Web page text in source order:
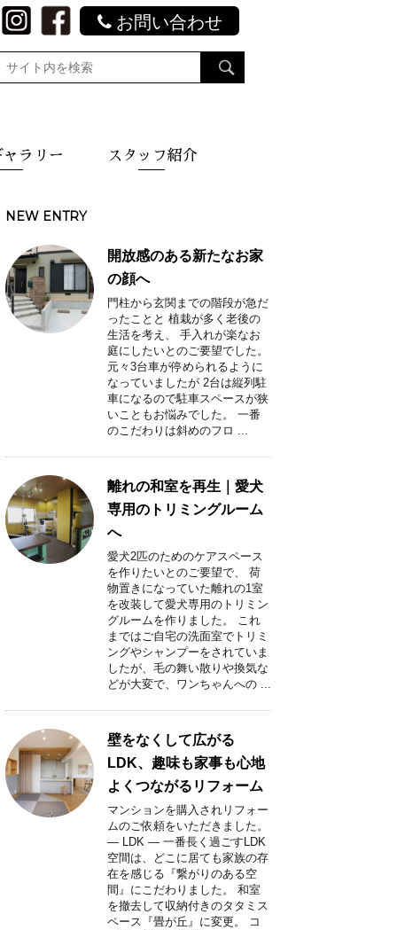
お問い合わせ
ラリー スタッフ紹介
NEW ENTRY
開放感のある新たなお家
の顔へ
門柱から玄関までの階段が急だ
ったことと 植栽が多く老後の
生活を考え、 手入れが楽なお
庭にしたいとのご要望でした。
元々3台車が停められるように
なっていましたが 2台は縦列駐
車になるので駐車スペースが狭
いこともお悩みでした。 一番
のこだわりは斜めのフロ ...
離れの和室を再生｜愛犬
専用のトリミングルーム
へ
愛犬2匹のためのケアスペース
を作りたいとのご要望で、 荷
物置きになっていた離れの1室
を改装して愛犬専用のトリミン
グルームを作りました。 これ
まではご自宅の洗面室でトリミ
ングやシャンプーをされていま
したが、毛の舞い散りや換気な
どが大変で、ワンちゃんへの ...
壁をなくして広がる
LDK、趣味も家事も心地
よくつながるリフォーム
マンションを購入されリフォー
ムのご依頼をいただきました。
― LDK ― 一番長く過ごすLDK
空間は、どこに居ても家族の存
在を感じる『繋がりのある空
間』にこだわりました。 和室
を撤去して収納付きのタタミス
ペース『畳が丘』に変更。 コ